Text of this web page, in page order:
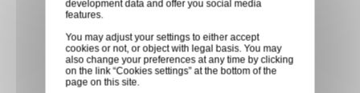
partenaire GLS, partout en
Europe entre 24h et 48h après
mise à disposition des produits
à notre transporteur.
development data and offer you social media
features.
You may adjust your settings to either accept
cookies or not, or object with legal basis. You may
also change your preferences at any time by clicking
on the link “Cookies settings” at the bottom of the
page on this site.